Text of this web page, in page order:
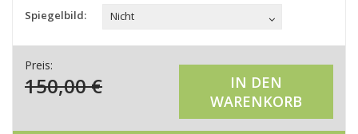
Spiegelbild: Nicht
Preis:
150,00€
IN DEN
WARENKORB